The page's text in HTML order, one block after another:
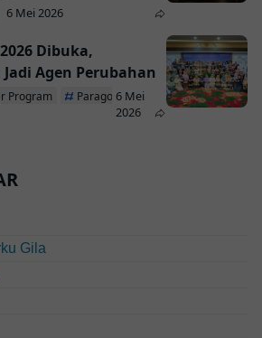
6 Mei 2026
Dibuka,
Agen Perubahan
Program ParagonCorp
6 Mei
2026
Gila